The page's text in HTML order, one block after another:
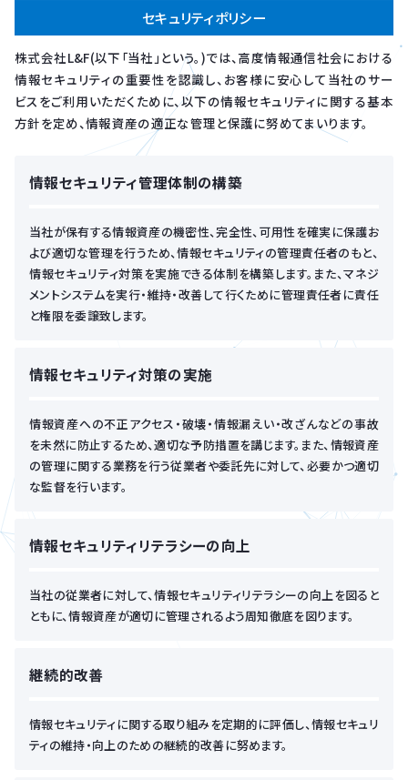
セキュリティポリシー
株式会社L&F(以下「当社」という。)では、高度情報通信社会における
情報セキュリティの重要性を認識し、お客様に安心して当社のサー
ビスをご利用いただくために、以下の情報セキュリティに関する基本
方針を定め、情報資産の適正な管理と保護に努めてまいります。
情報セキュリティ管理体制の構築
当社が保有する情報資産の機密性、完全性、可用性を確実に保護お
よび適切な管理を行うため、情報セキュリティの管理責任者のもと、
情報セキュリティ対策を実施できる体制を構築します。また、マネジ
メントシステムを実行・維持・改善して行くために管理責任者に責任
と権限を委譲致します。
情報セキュリティ対策の実施
情報資産への不正アクセス・破壊・情報漏えい・改ざんなどの事故
を未然に防止するため、適切な予防措置を講じます。また、情報資産
の管理に関する業務を行う従業者や委託先に対して、必要かつ適切
な監督を行います。
情報セキュリティリテラシーの向上
当社の従業者に対して、情報セキュリティリテラシーの向上を図ると
ともに、情報資産が適切に管理されるよう周知徹底を図ります。
継続的改善
情報セキュリティに関する取り組みを定期的に評価し、情報セキュリ
ティの維持・向上のための継続的改善に努めます。